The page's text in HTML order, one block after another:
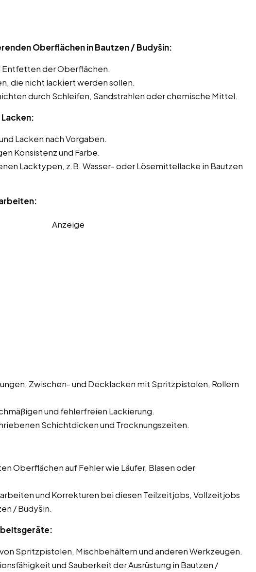
Oberflächen in Bautzen / Budyšin:
Entfetten der Oberflächen.
die nicht lackiert werden sollen.
durch Schleifen, Sandstrahlen oder chemische Mittel.
Lacken nach Vorgaben.
Konsistenz und Farbe.
Lacktypen, z.B. Wasser- oder Lösemittellacke in Bautzen
Anzeige
Zwischen- und Decklacken mit Spritzpistolen, Rollern
und fehlerfreien Lackierung.
Schichtdicken und Trocknungszeiten.
Oberflächen auf Fehler wie Läufer, Blasen oder
und Korrekturen bei diesen Teilzeitjobs, Vollzeitjobs
/ Budyšin.
Spritzpistolen, Mischbehältern und anderen Werkzeugen.
und Sauberkeit der Ausrüstung in Bautzen /